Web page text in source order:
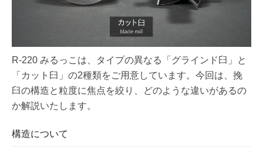
R-220 みるっこは、タイプの異なる「グラインド臼」と
「カット臼」の2種類をご用意しています。今回は、挽
臼の構造と粒度に焦点を絞り、どのような違いがあるの
か解説いたします。
構造について